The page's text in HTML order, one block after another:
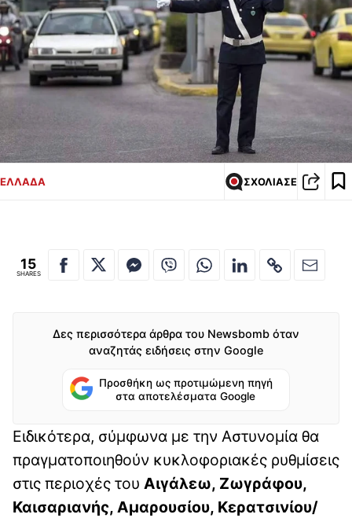
ΕΛΛΑΔΑ ΣΧΟΛΙΑΣΕ
15
SHARES
Δες περισσότερα άρθρα του Newsbomb όταν
αναζητάς ειδήσεις στην Google
Προσθήκη ως προτιμώμενη πηγή
στα αποτελέσματα Google
Ειδικότερα, σύμφωνα με την Αστυνομία θα
πραγματοποιηθούν κυκλοφοριακές ρυθμίσεις
στις περιοχές του Αιγάλεω, Ζωγράφου,
Καισαριανής, Αμαρουσίου, Κερατσινίου/